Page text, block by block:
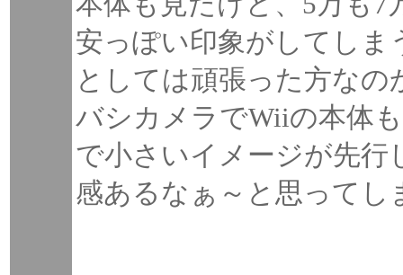
安っぽい印象がしてし
としては頑張った方な
バシカメラでWiiの本体
で小さいイメージが先
感あるなぁ～と思ってし